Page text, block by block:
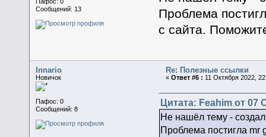
Сообщений: 13
Проблема
с сайта.
Innario
Новичок
Пафос: 0
Сообщений: 8
Re: Полезные ссылки
«Ответ #6 : 11 Октября 2022,
Цитата: Feahim от 07
Не нашёл тему -
Проблема постигла mr